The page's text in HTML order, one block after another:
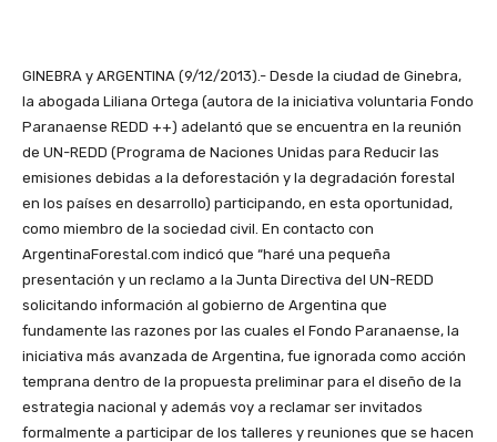
GINEBRA y ARGENTINA (9/12/2013).- Desde la ciudad de Ginebra,
la abogada Liliana Ortega (autora de la iniciativa voluntaria Fondo
Paranaense REDD ++) adelantó que se encuentra en la reunión
de UN-REDD (Programa de Naciones Unidas para Reducir las
emisiones debidas a la deforestación y la degradación forestal
en los países en desarrollo) participando, en esta oportunidad,
como miembro de la sociedad civil. En contacto con
ArgentinaForestal.com indicó que “haré una pequeña
presentación y un reclamo a la Junta Directiva del UN-REDD
solicitando información al gobierno de Argentina que
fundamente las razones por las cuales el Fondo Paranaense, la
iniciativa más avanzada de Argentina, fue ignorada como acción
temprana dentro de la propuesta preliminar para el diseño de la
estrategia nacional y además voy a reclamar ser invitados
formalmente a participar de los talleres y reuniones que se hacen